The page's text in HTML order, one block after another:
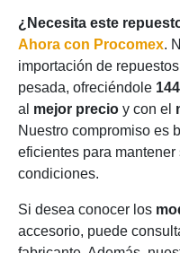
¿Necesita este
Ahora con Procomex.
importación de
pesada, ofreciéndole
al mejor precio y con el
Nuestro compromiso es
eficientes para
condiciones.
Si desea conocer los
accesorio, puede